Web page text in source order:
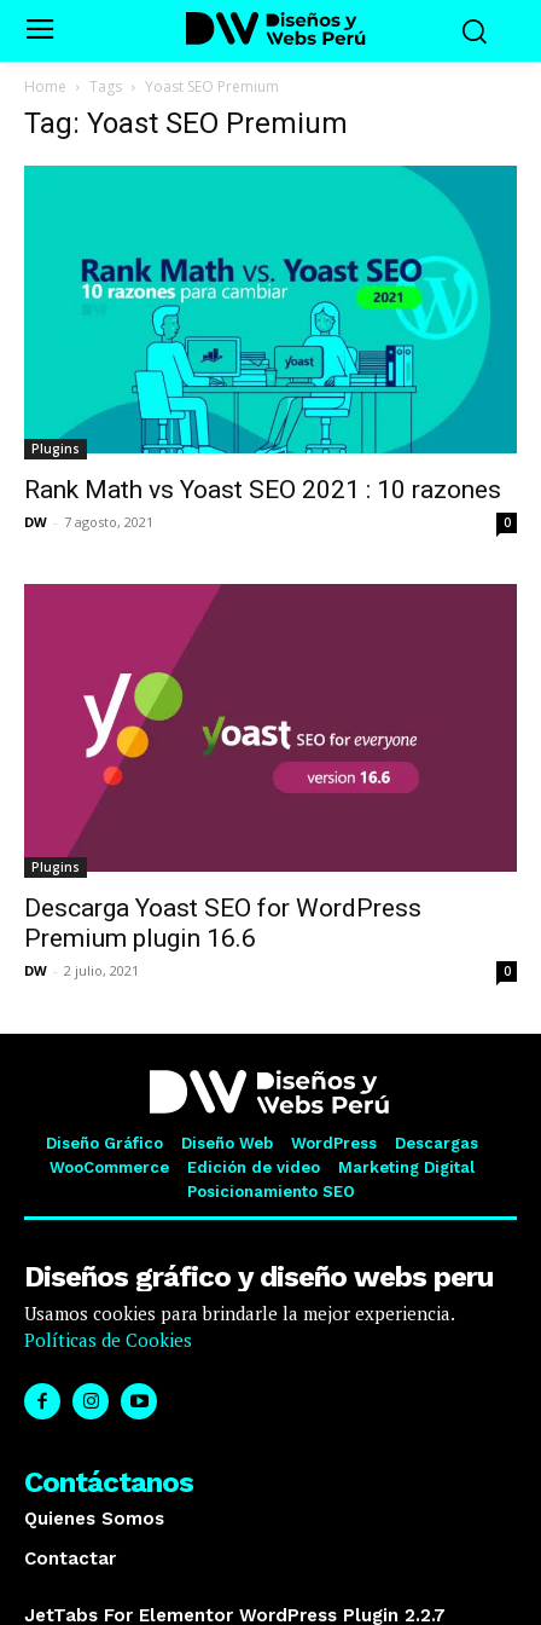
Home Tags Yoast SEO Premium
Tag: Yoast SEO Premium
Plugins
Rank Math vs Yoast SEO 2021 : 10 razones
DW - 7 agosto, 2021 0
Plugins
Descarga Yoast SEO for WordPress
Premium plugin 16.6
DW - 2 julio, 2021 0
Diseño Gráfico Diseño Web WordPress
Descargas
WooCommerce
Edición de video
Marketing Digital
Posicionamiento SEO
Diseños gráfico y diseño webs peru
Usamos cookies para brindarle la mejor experiencia.
Políticas de Cookies
Contáctanos
Quienes Somos
Contactar
JetTabs For Elementor WordPress Plugin 2.2.7